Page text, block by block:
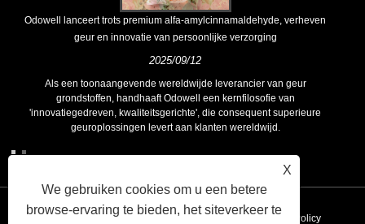
Odowell lanceert trots premium alfa-amylcinnamaldehyde, verheven
geur en innovatie van persoonlijke verzorging
2025/09/12
Als een toonaangevende wereldwijde leverancier van geur
grondstoffen, handhaaft Odowell een kernfilosofie van
'innovatiegedreven, kwaliteitsgerichte', die consequent superieure
geuroplossingen levert aan klanten wereldwijd.
Sitemap RSS Privacy Policy
X
We gebruiken cookies om u een betere
browse-ervaring te bieden, het siteverkeer te